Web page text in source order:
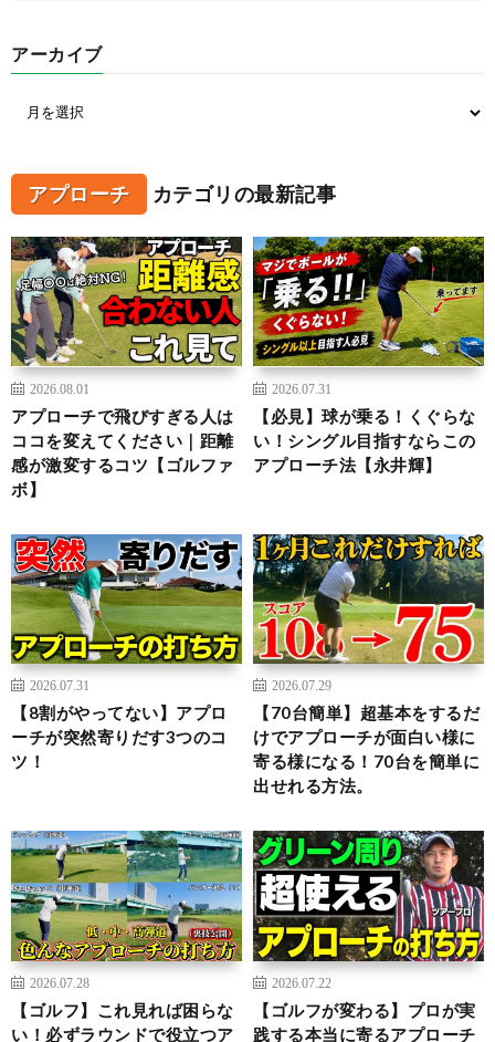
アーカイブ
アプローチ カテゴリの最新記事
2026.08.01
アプローチで飛びすぎる人は
ココを変えてください｜距離
感が激変するコツ【ゴルファ
ボ】
2026.07.31
【必見】球が乗る！くぐらな
い！シングル目指すならこの
アプローチ法【永井輝】
2026.07.31
【8割がやってない】アプロ
ーチが突然寄りだす3つのコ
ツ！
2026.07.29
【70台簡単】超基本をするだ
けでアプローチが面白い様に
寄る様になる！70台を簡単に
出せれる方法。
2026.07.28
【ゴルフ】これ見れば困らな
い！必ずラウンドで役立つア
2026.07.22
【ゴルフが変わる】プロが実
践する本当に寄るアプローチ